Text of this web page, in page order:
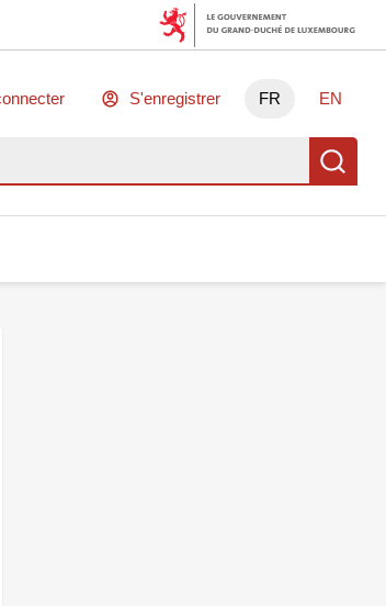
S'enregistrer FR EN
données